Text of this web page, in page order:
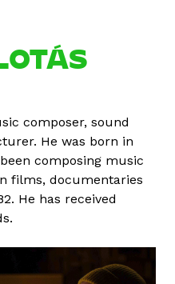
composer, sound
He was born in
composing music
films, documentaries
He has received